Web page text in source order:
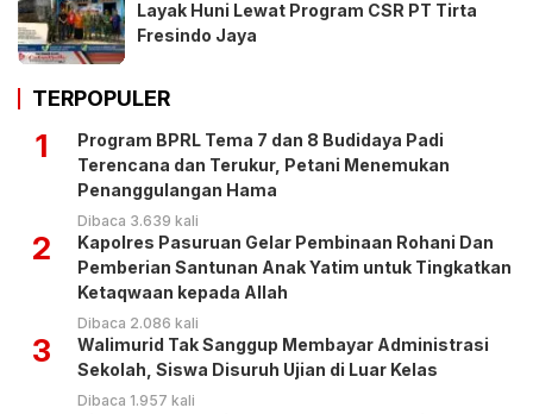
Layak Huni Lewat Program CSR PT Tirta
Fresindo Jaya
TERPOPULER
1
Program BPRL Tema 7 dan 8 Budidaya Padi
Terencana dan Terukur, Petani Menemukan
Penanggulangan Hama
Dibaca 3.639 kali
2
Kapolres Pasuruan Gelar Pembinaan Rohani Dan
Pemberian Santunan Anak Yatim untuk Tingkatkan
Ketaqwaan kepada Allah
Dibaca 2.086 kali
3
Walimurid Tak Sanggup Membayar Administrasi
Sekolah, Siswa Disuruh Ujian di Luar Kelas
Dibaca 1.957 kali